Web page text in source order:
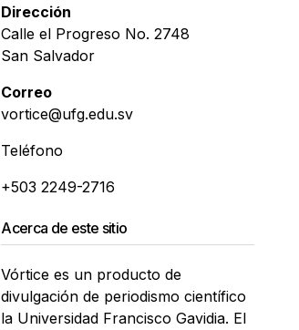
Dirección
Calle el Progreso No. 2748
San Salvador
Correo
vortice@ufg.edu.sv
Teléfono
+503 2249-2716
Acerca de este sitio
Vórtice es un producto de
divulgación de periodismo científico
la Universidad Francisco Gavidia. El